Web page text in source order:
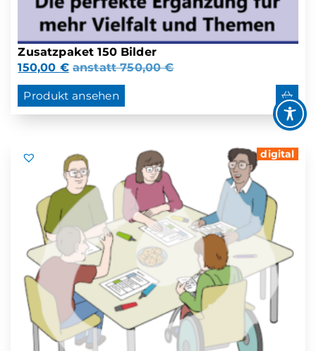
Zusatzpaket 150 Bilder
150,00 € anstatt750,00€
Produkt ansehen
digital